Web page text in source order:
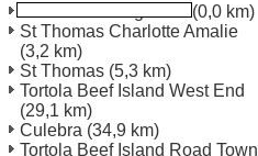
(0,0 km)
St Thomas Charlotte Amalie
(3,2 km)
St Thomas (5,3 km)
Tortola Beef Island West End
(29,1 km)
Culebra (34,9 km)
Tortola Beef Island Road Town